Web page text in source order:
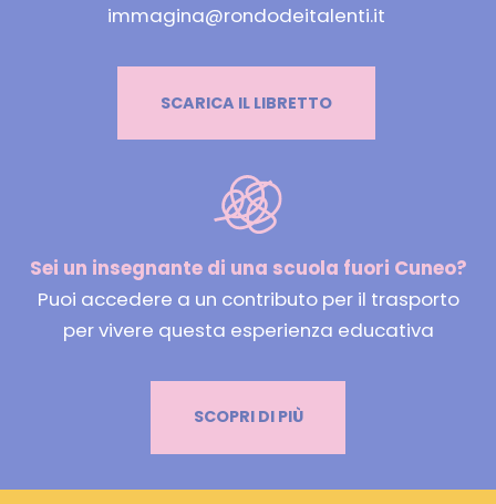
immagina@rondodeitalenti.it
SCARICA IL LIBRETTO
Sei un insegnante di una scuola fuori Cuneo?
Puoi accedere a un contributo per il trasporto
per vivere questa esperienza educativa
SCOPRI DI PIÙ